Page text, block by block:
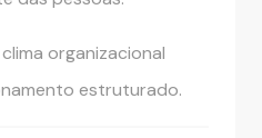
organizacional
estruturado.